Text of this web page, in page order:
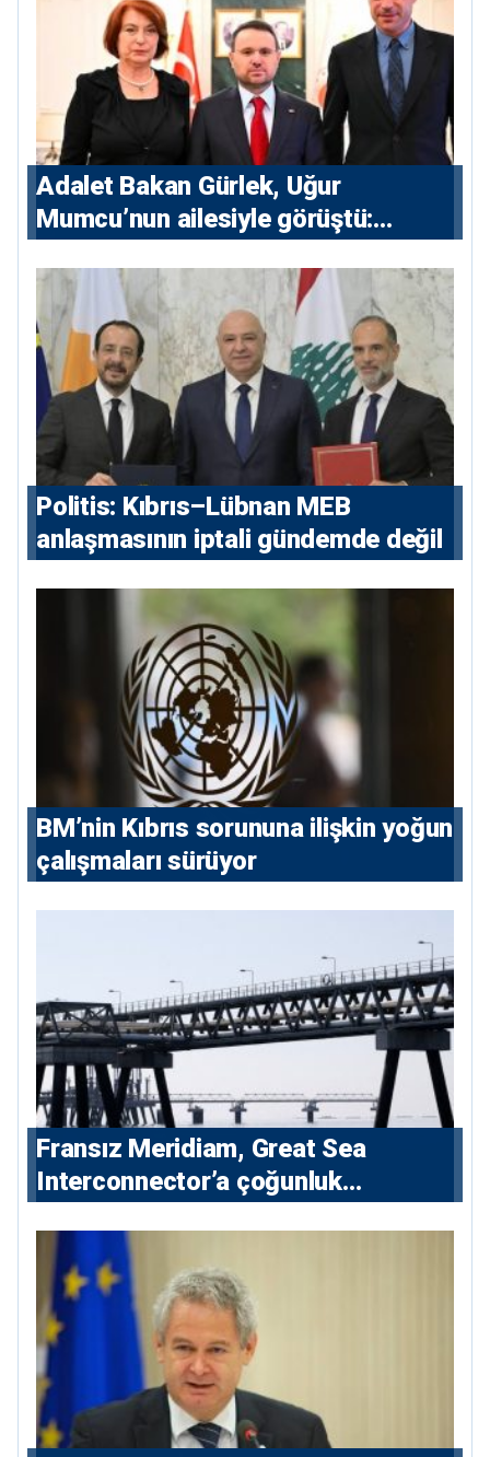
Adalet Bakan Gürlek, Uğur
Mumcu’nun ailesiyle görüştü:
devlet isterse her olayı ortaya
çıkarır”
Politis: Kıbrıs–Lübnan MEB
anlaşmasının iptali gündemde değil
BM’nin Kıbrıs sorununa ilişkin yoğun
çalışmaları sürüyor
Fransız Meridiam, Great Sea
Interconnector’a çoğunluk